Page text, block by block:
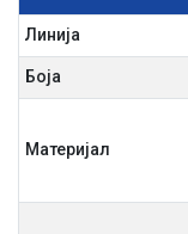
Линија
Боја
Материјал